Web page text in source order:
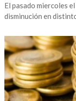
El pasado miercoles
disminución en